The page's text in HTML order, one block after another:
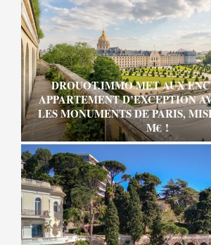
DROUOT.IMMO MET AUX
APPARTEMENT D’EXCEPTION
LES MONUMENTS DE PARIS,
M€ !